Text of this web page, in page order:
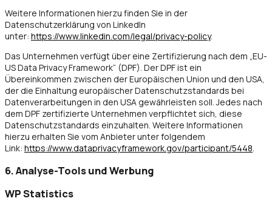
Weitere Informationen hierzu finden Sie in der
Datenschutzerklärung von LinkedIn
unter: https://www.linkedin.com/legal/privacy-policy.
Das Unternehmen verfügt über eine Zertifizierung nach dem „EU-
US Data Privacy Framework“ (DPF). Der DPF ist ein
Übereinkommen zwischen der Europäischen Union und den USA,
der die Einhaltung europäischer Datenschutzstandards bei
Datenverarbeitungen in den USA gewährleisten soll. Jedes nach
dem DPF zertifizierte Unternehmen verpflichtet sich, diese
Datenschutzstandards einzuhalten. Weitere Informationen
hierzu erhalten Sie vom Anbieter unter folgendem
Link: https://www.dataprivacyframework.gov/participant/5448.
6. Analyse-Tools und Werbung
WP Statistics